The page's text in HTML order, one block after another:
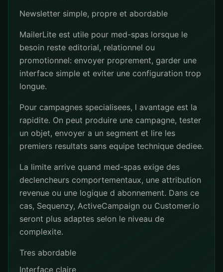
Newsletter simple, propre et abordable
MailerLite est utile pour med-spas lorsque le
besoin reste editorial, relationnel ou
promotionnel: envoyer proprement, garder une
interface simple et eviter une configuration trop
longue.
Pour campagnes specialisees, l avantage est la
rapidite. On peut produire une campagne, tester
un objet, envoyer a un segment et lire les
premiers resultats sans equipe technique dediee.
La limite arrive quand med-spas exige des
declencheurs comportementaux, une attribution
revenue ou une logique d abonnement. Dans ce
cas, Sequenzy, ActiveCampaign ou Customer.io
seront plus adaptes selon le niveau de
complexite.
Tres abordable
Interface claire